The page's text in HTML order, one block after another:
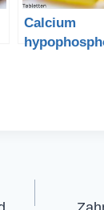
Calcium